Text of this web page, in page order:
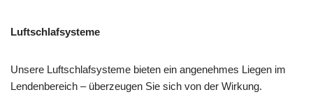
Luftschlafsysteme
Unsere Luftschlafsysteme bieten ein angenehmes Liegen im
Lendenbereich – überzeugen Sie sich von der Wirkung.